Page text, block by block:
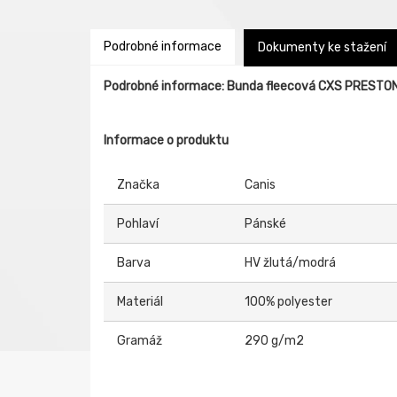
Podrobné informace Dokumenty ke stažení
Podrobné informace: Bunda fleecová CXS
Informace o produktu
Značka Canis
Pohlaví Pánské
Barva HV žlutá/modrá
Materiál 100% polyester
Gramáž 290 g/m2